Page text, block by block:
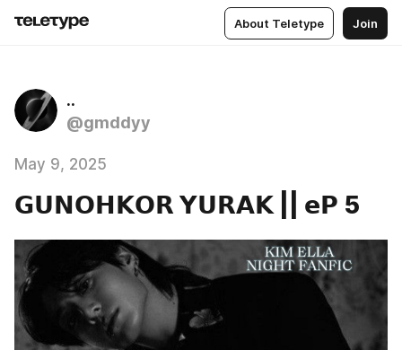
About Teletype Join
..
@gmddyy
May 9, 2025
𝗚𝗨𝗡𝗢𝗛𝗞𝗢𝗥 𝗬𝗨𝗥𝗔𝗞 || 𝗲𝗣 5